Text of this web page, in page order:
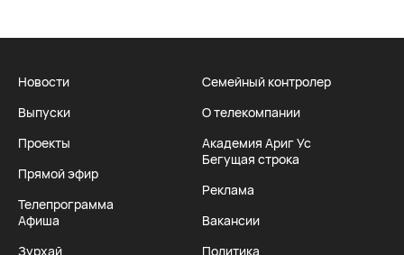
Новости
Выпуски
Проекты
Прямой эфир
Телепрограмма
Афиша
Зурхай
Семейный контролер
О телекомпании
Академия Ариг Ус
Бегущая строка
Реклама
Вакансии
Политика